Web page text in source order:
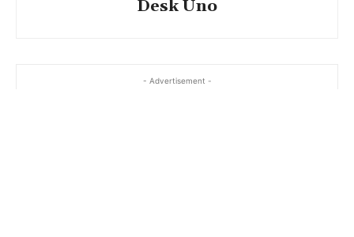
Desk Uno
- Advertisement -